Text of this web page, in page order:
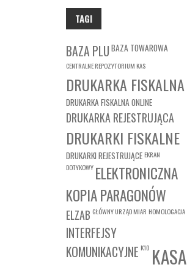
TAGI
BAZA PLU BAZA TOWAROWA
CENTRALNE REPOZYTORIUM KAS
DRUKARKA FISKALNA
DRUKARKA FISKALNA ONLINE
DRUKARKA REJESTRUJĄCA
DRUKARKI FISKALNE
DRUKARKI REJESTRUJĄCE EKRAN
DOTYKOWY ELEKTRONICZNA
KOPIA PARAGONÓW
ELZAB GŁÓWNY URZĄD MIAR HOMOLOGACJA
INTERFEJSY
KOMUNIKACYJNE K10 KASA